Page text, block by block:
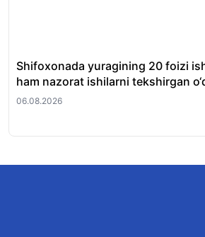
Shifoxonada yuragining 20 foizi
ham nazorat ishilarni tekshirgan
06.08.2026